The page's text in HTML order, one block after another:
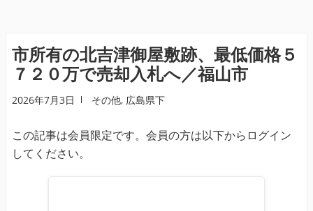
ス
キ
プ
ッ
プ
市所有の北吉津御屋敷跡、最低価格５
７２０万で売却入札へ／福山市
2026年7月3日 その他, 広島県下
この記事は会員限定です。会員の方は以下からログイン
してください。